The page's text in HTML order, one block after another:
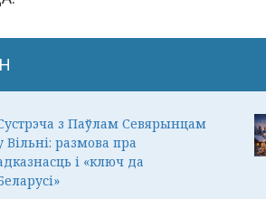
з Паўлам Севярынцам
Вільні: размова пра
і «ключ да